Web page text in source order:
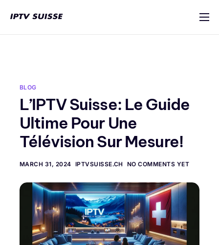
IPTV Suisse
Contact
BLOG
L’IPTV Suisse: Le Guide
Ultime Pour Une
Télévision Sur Mesure!
MARCH 31, 2024 IPTVSUISSE.CH NO COMMENTS YET